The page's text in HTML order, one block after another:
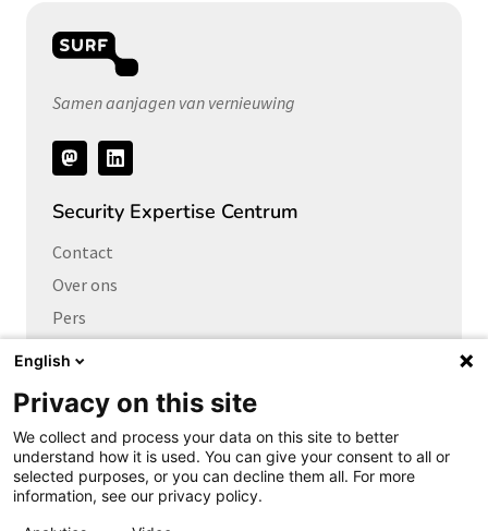
Samen aanjagen van vernieuwing
Volg
ons
Security Expertise Centrum
Contact
Over ons
Pers
Vacatures
Links naar
Cybersecurity Community
Platform Integrale veiligheid
Privacy Expertise Centrum
English
Privacy on this site
We collect and process your data on this site to better
understand how it is used. You can give your consent to all or
selected purposes, or you can decline them all. For more
information, see our privacy policy.